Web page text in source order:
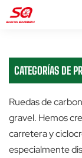
CATEGORÍAS DE
Ruedas de
gravel. Hemos
carretera y
especialmente